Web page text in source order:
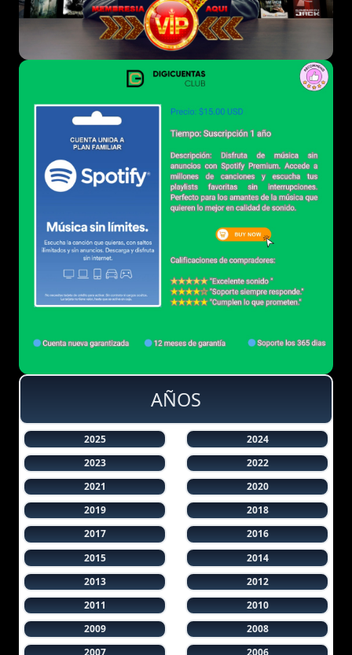
AÑOS
2025
2024
2023
2022
2021
2020
2019
2018
2017
2016
2015
2014
2013
2012
2011
2010
2009
2008